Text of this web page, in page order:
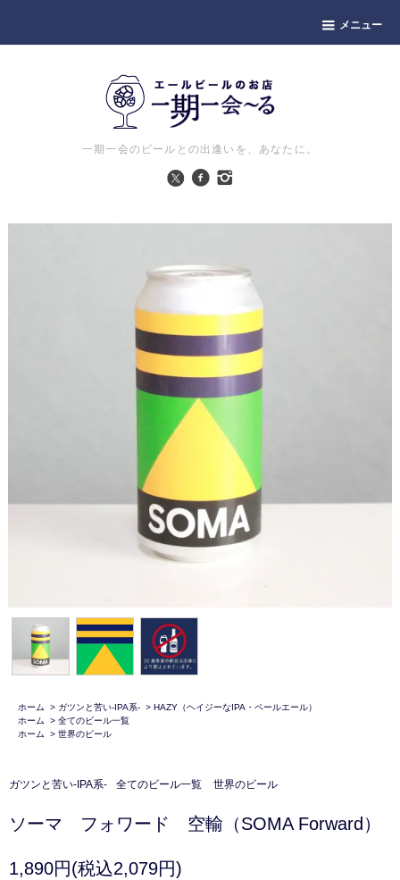
メニュー
一期一会のビールとの出逢いを、あなたに。
ホーム > ガツンと苦い-IPA系- > HAZY（ヘイジーなIPA・ペールエール）
ホーム
> 全てのビール一覧
ホーム
> 世界のビール
ガツンと苦い-IPA系- 全てのビール一覧 世界のビール
ソーマ フォワード 空輸（SOMA Forward）
1,890円(税込2,079円)